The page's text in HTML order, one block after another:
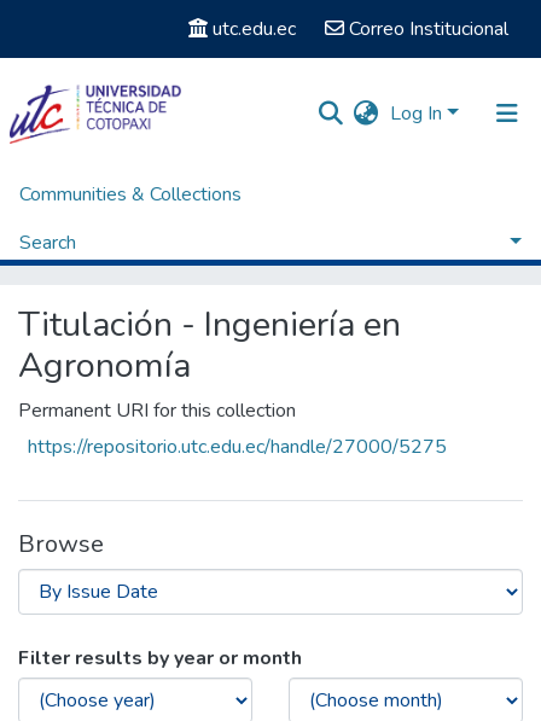
utc.edu.ec Correo Institucional
Log In
Communities & Collections
Search
Home
Titulación - Ingeniería en Agronomía
Browse by Date
Titulación - Ingeniería en
Agronomía
Permanent URI for this collection
https://repositorio.utc.edu.ec/handle/27000/5275
Browse
Browsing Titulación - Ingeniería en
Filter results by year or month